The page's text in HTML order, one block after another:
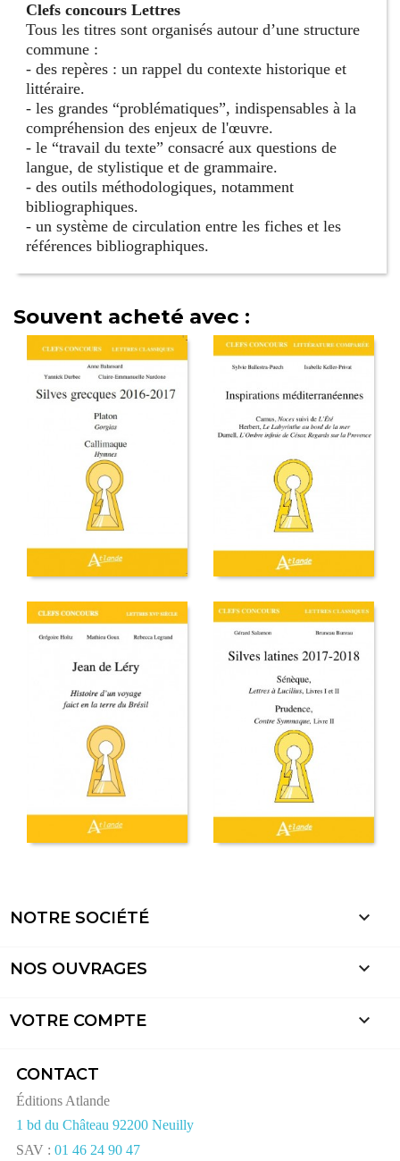
Clefs concours Lettres
Tous les titres sont organisés autour d’une structure
commune :
- des repères : un rappel du contexte historique et
littéraire.
- les grandes “problématiques”, indispensables à la
compréhension des enjeux de l'œuvre.
- le “travail du texte” consacré aux questions de
langue, de stylistique et de grammaire.
- des outils méthodologiques, notamment
bibliographiques.
- un système de circulation entre les fiches et les
références bibliographiques.
Souvent acheté avec :
NOTRE SOCIÉTÉ 
NOS OUVRAGES 
VOTRE COMPTE 
CONTACT
Éditions Atlande
1 bd du Château 92200 Neuilly
SAV : 01 46 24 90 47